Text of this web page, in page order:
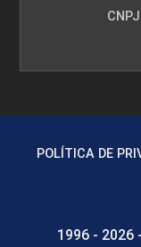
POLÍTICA DE
1996 - 2026